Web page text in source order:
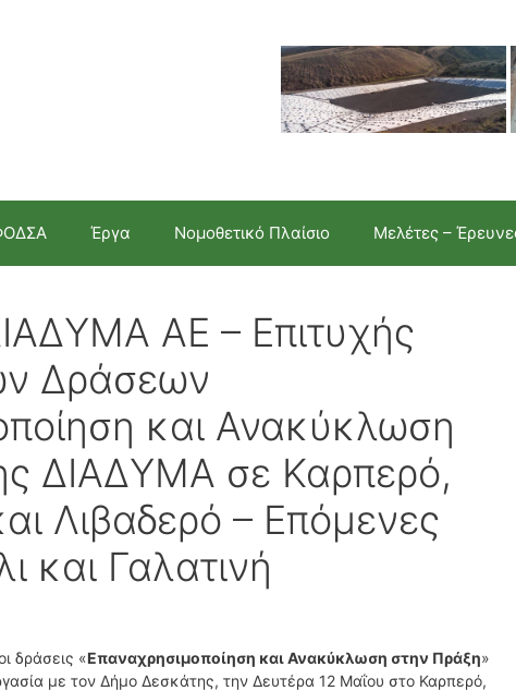
Έργα Νομοθετικό Πλαίσιο Μελέτες –
ΑΕ – Επιτυχής
Δράσεων
και Ανακύκλωση
ΔΙΑΔΥΜΑ σε Καρπερό,
Λιβαδερό – Επόμενες
και Γαλατινή
δράσεις «Επαναχρησιμοποίηση και Ανακύκλωση στην Πράξη»
με τον Δήμο Δεσκάτης, την Δευτέρα 12 Μαΐου στο Καρπερό,